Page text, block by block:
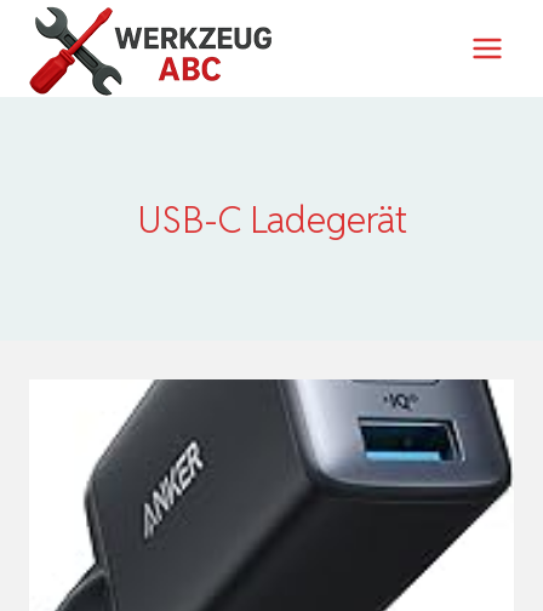
Zum
Inhalt
springen
USB-C Ladegerät